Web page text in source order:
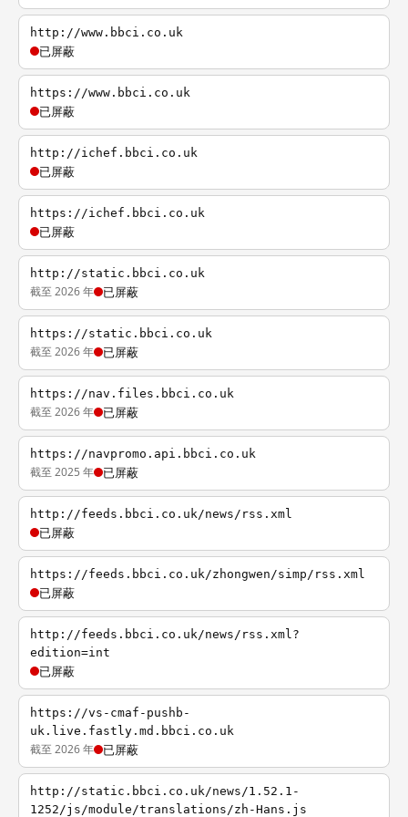
http://www.bbci.co.uk
已屏蔽
https://www.bbci.co.uk
已屏蔽
http://ichef.bbci.co.uk
已屏蔽
https://ichef.bbci.co.uk
已屏蔽
http://static.bbci.co.uk
截至 2026 年 已屏蔽
https://static.bbci.co.uk
截至 2026 年 已屏蔽
https://nav.files.bbci.co.uk
截至 2026 年 已屏蔽
https://navpromo.api.bbci.co.uk
截至 2025 年 已屏蔽
http://feeds.bbci.co.uk/news/rss.xml
已屏蔽
https://feeds.bbci.co.uk/zhongwen/simp/rss.xml
已屏蔽
http://feeds.bbci.co.uk/news/rss.xml?
edition=int
已屏蔽
https://vs-cmaf-pushb-
uk.live.fastly.md.bbci.co.uk
截至 2026 年 已屏蔽
http://static.bbci.co.uk/news/1.52.1-
1252/js/module/translations/zh-Hans.js